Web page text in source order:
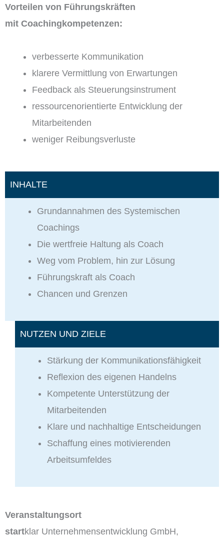
Vorteilen von Führungskräften
mit Coachingkompetenzen:
verbesserte Kommunikation
klarere Vermittlung von Erwartungen
Feedback als Steuerungsinstrument
ressourcenorientierte Entwicklung der
Mitarbeitenden
weniger Reibungsverluste
INHALTE
Grundannahmen des Systemischen
Coachings
Die wertfreie Haltung als Coach
Weg vom Problem, hin zur Lösung
Führungskraft als Coach
Chancen und Grenzen
NUTZEN UND ZIELE
Stärkung der Kommunikationsfähigkeit
Reflexion des eigenen Handelns
Kompetente Unterstützung der
Mitarbeitenden
Klare und nachhaltige Entscheidungen
Schaffung eines motivierenden
Arbeitsumfeldes
Veranstaltungsort
startklar Unternehmensentwicklung GmbH,